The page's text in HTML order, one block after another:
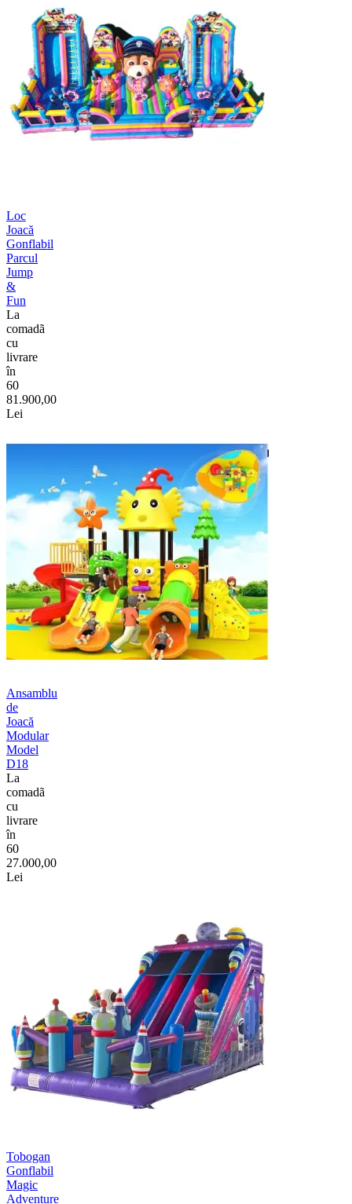
Loc
Joacă
Gonflabil
Parcul
Jump
&
Fun
La
comadã
cu
livrare
în
60
81.900,00
Lei
Ansamblu
de
Joacă
Modular
Model
D18
La
comadã
cu
livrare
în
60
27.000,00
Lei
Tobogan
Gonflabil
Magic
Adventure